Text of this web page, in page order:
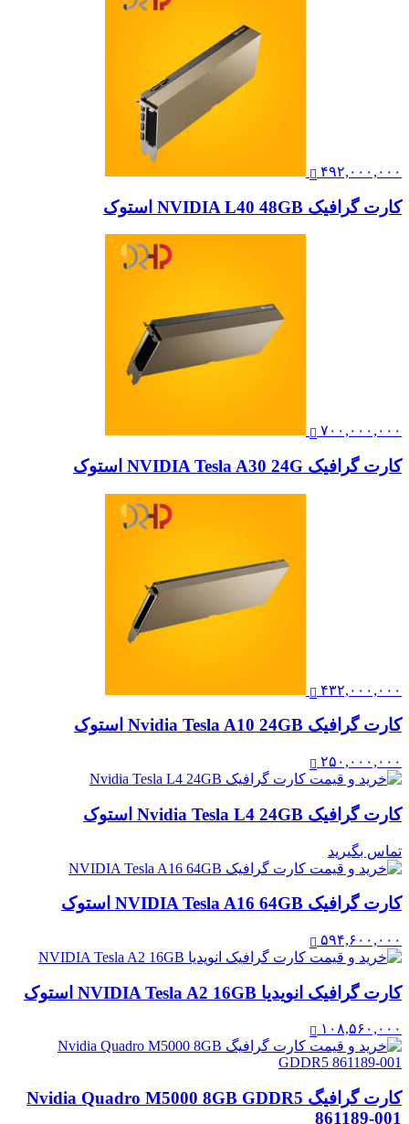
۴۹۲,۰۰۰,۰۰۰
کارت گرافیک NVIDIA L40 48GB استوک
۷۰۰,۰۰۰,۰۰۰
کارت گرافیک NVIDIA Tesla A30 24G استوک
۴۳۲,۰۰۰,۰۰۰
کارت گرافیک Nvidia Tesla A10 24GB استوک
۲۵۰,۰۰۰,۰۰۰
کارت گرافیک Nvidia Tesla L4 24GB استوک
تماس بگیرید
کارت گرافیک NVIDIA Tesla A16 64GB استوک
۵۹۴,۶۰۰,۰۰۰
کارت گرافیک انویدیا NVIDIA Tesla A2 16GB استوک
۱۰۸,۵۶۰,۰۰۰
کارت گرافیگ Nvidia Quadro M5000 8GB GDDR5
861189-001